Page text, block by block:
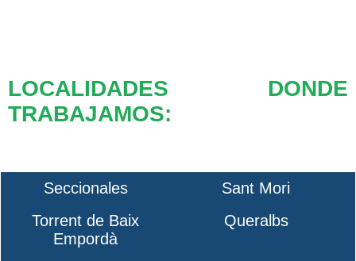
LOCALIDADES DONDE
TRABAJAMOS:
Seccionales
Sant Mori
Torrent de Baix
Empordà
Queralbs